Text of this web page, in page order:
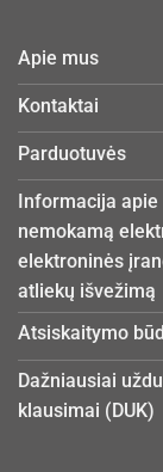
Apie mus
Kontaktai
Parduotuvės
Informacija apie
nemokamą
elektroninės
atliekų išvežimą
Atsiskaitymo
Dažniausiai
klausimai (DUK)